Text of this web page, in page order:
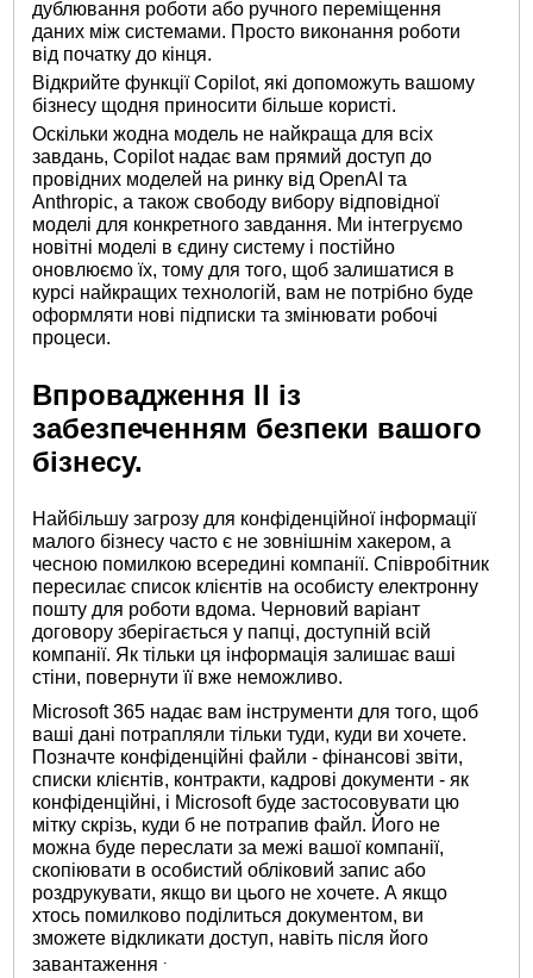
дублювання роботи або ручного переміщення
даних між системами. Просто виконання роботи
від початку до кінця.
Відкрийте функції Copilot, які допоможуть вашому
бізнесу щодня приносити більше користі.
Оскільки жодна модель не найкраща для всіх
завдань, Copilot надає вам прямий доступ до
провідних моделей на ринку від OpenAI та
Anthropic, а також свободу вибору відповідної
моделі для конкретного завдання. Ми інтегруємо
новітні моделі в єдину систему і постійно
оновлюємо їх, тому для того, щоб залишатися в
курсі найкращих технологій, вам не потрібно буде
оформляти нові підписки та змінювати робочі
процеси.
Впровадження ІІ із
забезпеченням безпеки вашого
бізнесу.
Найбільшу загрозу для конфіденційної інформації
малого бізнесу часто є не зовнішнім хакером, а
чесною помилкою всередині компанії. Співробітник
пересилає список клієнтів на особисту електронну
пошту для роботи вдома. Черновий варіант
договору зберігається у папці, доступній всій
компанії. Як тільки ця інформація залишає ваші
стіни, повернути її вже неможливо.
Microsoft 365 надає вам інструменти для того, щоб
ваші дані потрапляли тільки туди, куди ви хочете.
Позначте конфіденційні файли - фінансові звіти,
списки клієнтів, контракти, кадрові документи - як
конфіденційні, і Microsoft буде застосовувати цю
мітку скрізь, куди б не потрапив файл. Його не
можна буде переслати за межі вашої компанії,
скопіювати в особистий обліковий запис або
роздрукувати, якщо ви цього не хочете. А якщо
хтось помилково поділиться документом, ви
зможете відкликати доступ, навіть після його
завантаження